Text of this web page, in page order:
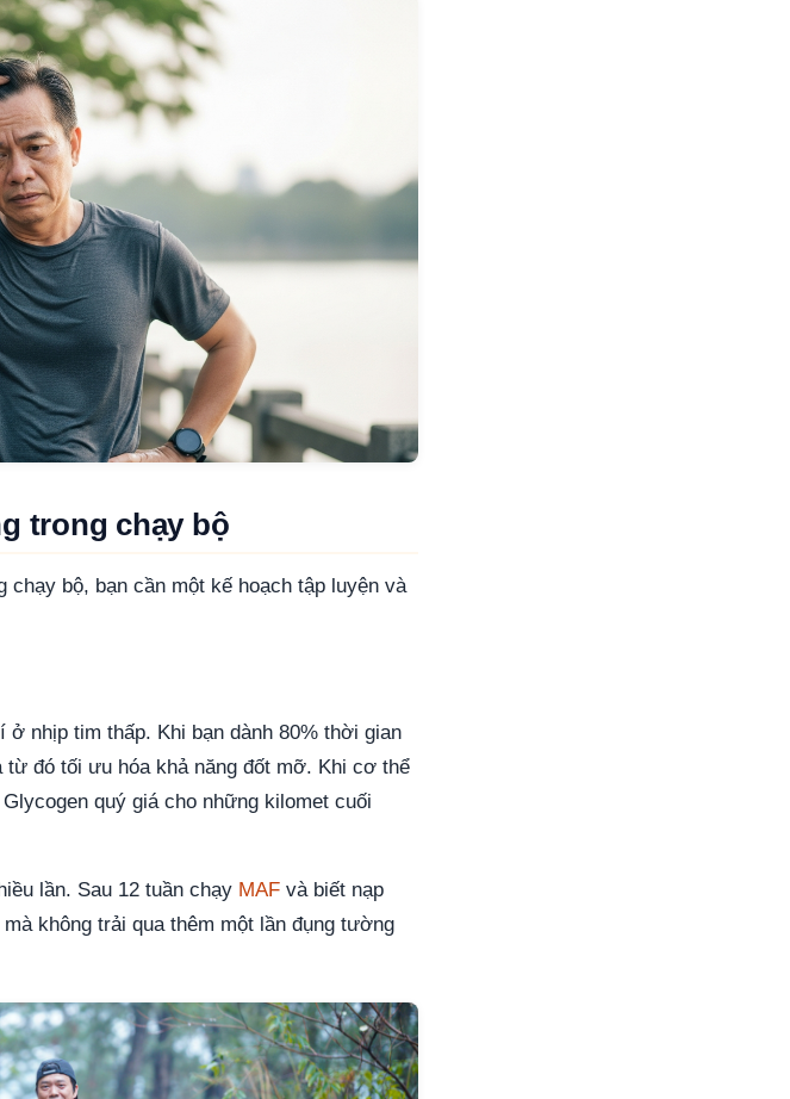
trong chạy bộ
bộ, bạn cần một kế hoạch tập luyện và
ở nhịp tim thấp. Khi bạn dành 80% thời gian
đó tối ưu hóa khả năng đốt mỡ. Khi cơ thể
quý giá cho những kilomet cuối
lần. Sau 12 tuần chạy MAF và biết nạp
không trải qua thêm một lần đụng tường